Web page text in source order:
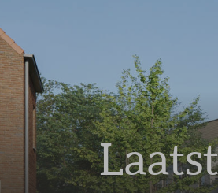
Tuinderij Harteveldt
Campus
woonomgeving